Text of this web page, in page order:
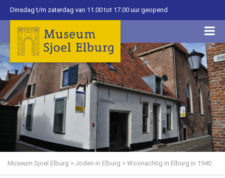
Dinsdag t/m zaterdag van 11.00 tot 17.00 uur geopend
Museum Sjoel Elburg > Joden in Elburg > Woonachtig in Elburg in 1940